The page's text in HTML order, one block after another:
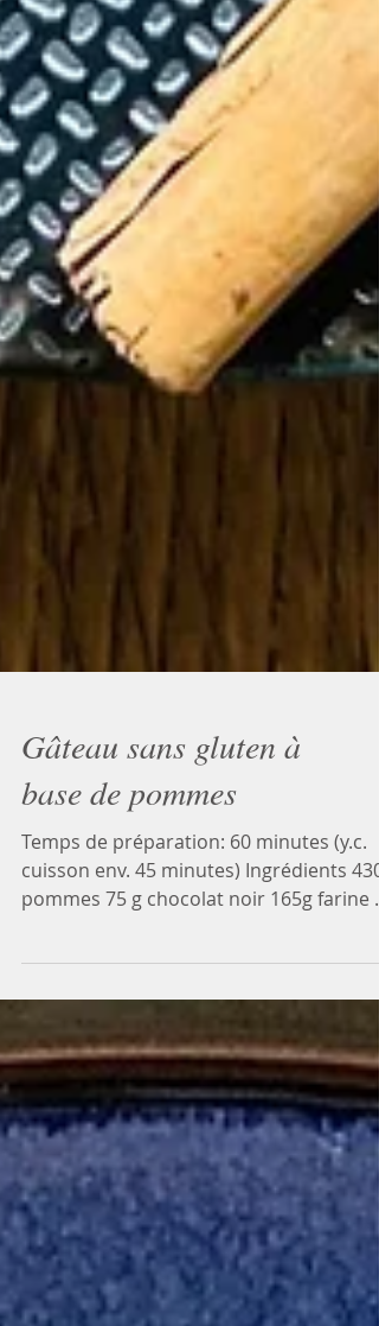
Gâteau sans gluten à
base de pommes
Temps de préparation: 60 minutes (y.c.
pommes 75 g chocolat noir 165g farine
bicarbonate de soude 1/4 càc sel 1 càc
rase cannelle en poudre 30g huile d'olive
(ou huile de coco) Préparation
Préchauffez le four à 165°C à chaleur
tournante. Lavez les pommes, épluchez-
les et coupez-les en dés. Faites cuire 265g
de pommes à la vapeur douce (ou dans
une casserolle avec 2 càs d'eau) puis
mixez-les